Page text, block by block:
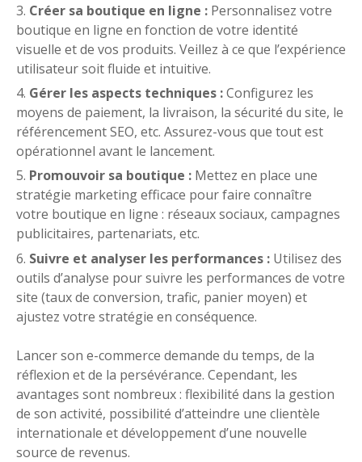
Créer sa boutique en ligne : Personnalisez votre
boutique en ligne en fonction de votre identité
visuelle et de vos produits. Veillez à ce que l’expérience
utilisateur soit fluide et intuitive.
Gérer les aspects techniques :Configurez les
moyens de paiement, la livraison, la sécurité du site, le
référencement SEO, etc. Assurez-vous que tout est
opérationnel avant le lancement.
Promouvoir sa boutique : Mettez en place une
stratégie marketing efficace pour faire connaître
votre boutique en ligne : réseaux sociaux, campagnes
publicitaires, partenariats, etc.
Suivre et analyser les performances : Utilisez des
outils d’analyse pour suivre les performances de votre
site (taux de conversion, trafic, panier moyen) et
ajustez votre stratégie en conséquence.
Lancer son e-commerce demande du temps, de la
réflexion et de la persévérance. Cependant, les
avantages sont nombreux : flexibilité dans la gestion
de son activité, possibilité d’atteindre une clientèle
internationale et développement d’une nouvelle
source de revenus.